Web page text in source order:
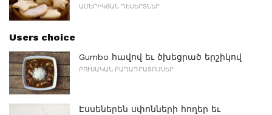
ԱՄԵՐԻԿՅԱՆ ԴԵՍԵՐՏՆԵՐ
Users choice
Gumbo հավով եւ ծխեցրած երշիկով
ԲՈՒՍԱԿԱՆ ԲԱՂԱԴՐԱՏՈՄՍԵՐ
Էսսեներեն սփոնների հողեր եւ